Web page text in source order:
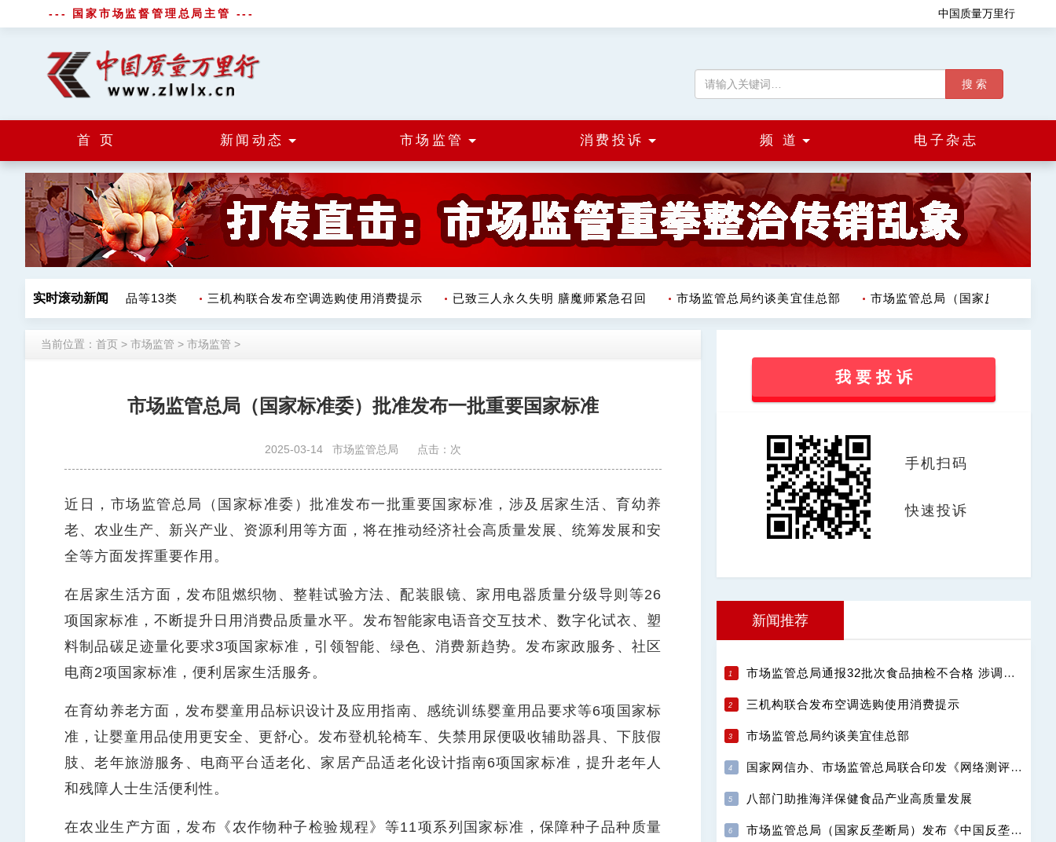
--- 国家市场监督管理总局主管 --- 中国质量万里行
搜 索
首 页 新闻动态 市场监管 消费投诉 频 道 电子杂志
实时滚动新闻
涉调味品饮料肉制品等13类 三机构联合发布空调选购使用消费提示 已致三人永久失明 膳魔师紧急召回 市场监管总局约谈美宜佳总部 市场监管总局（国家反垄断局）
当前位置： 首页 > 市场监管 > 市场监管 >
市场监管总局（国家标准委）批准发布一批重要国家标准
2025-03-14 市场监管总局 点击： 次
近日，市场监管总局（国家标准委）批准发布一批重要国家标准，涉及居家生活、育幼养
老、农业生产、新兴产业、资源利用等方面，将在推动经济社会高质量发展、统筹发展和安
全等方面发挥重要作用。
在居家生活方面，发布阻燃织物、整鞋试验方法、配装眼镜、家用电器质量分级导则等26
项国家标准，不断提升日用消费品质量水平。发布智能家电语音交互技术、数字化试衣、塑
料制品碳足迹量化要求3项国家标准，引领智能、绿色、消费新趋势。发布家政服务、社区
电商2项国家标准，便利居家生活服务。
在育幼养老方面，发布婴童用品标识设计及应用指南、感统训练婴童用品要求等6项国家标
准，让婴童用品使用更安全、更舒心。发布登机轮椅车、失禁用尿便吸收辅助器具、下肢假
肢、老年旅游服务、电商平台适老化、家居产品适老化设计指南6项国家标准，提升老年人
和残障人士生活便利性。
在农业生产方面，发布《农作物种子检验规程》等11项系列国家标准，保障种子品种质量
我 要 投 诉
手机扫码
快速投诉
新闻推荐
市场监管总局通报32批次食品抽检不合格 涉调味品饮料肉制品等13类
三机构联合发布空调选购使用消费提示
市场监管总局约谈美宜佳总部
国家网信办、市场监管总局联合印发《网络测评活动规范》
八部门助推海洋保健食品产业高质量发展
市场监管总局（国家反垄断局）发布《中国反垄断执法年度报告（2025）》